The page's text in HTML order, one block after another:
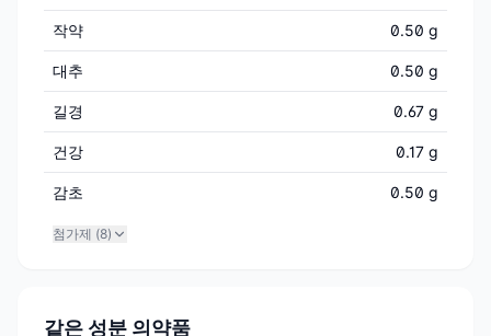
작약 0.50 g
대추 0.50 g
길경 0.67 g
건강 0.17 g
감초 0.50 g
첨가제 (8)
같은 성분 의약품